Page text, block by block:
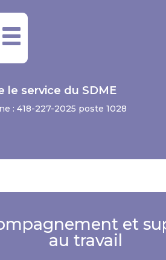
le service du SDME
: 418-227-2025 poste 1028
et
au travail